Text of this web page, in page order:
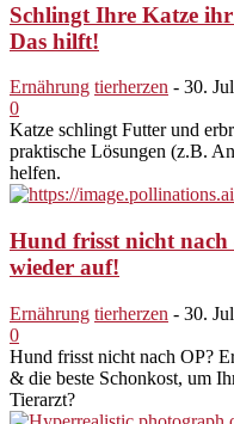
Schlingt Ihre Katze
Das hilft!
Ernährung tierherzen - 30.
0
Katze schlingt Futter und
praktische Lösungen (z.B.
helfen.
Hund frisst nicht nach
wieder auf!
Ernährung tierherzen - 30.
0
Hund frisst nicht nach OP?
& die beste Schonkost, um
Tierarzt?